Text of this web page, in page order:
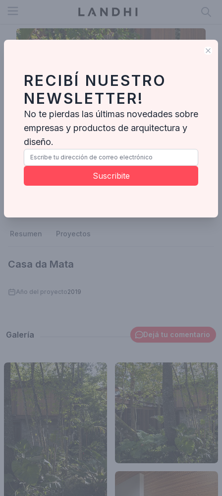
Open menu
Valeria Gontijo + Arquitetos
Enviar mensaje
Resumen Proyectos
Casa da Mata
Año del proyecto2019
Galería Dejá tu comentario
RECIBÍ NUESTRO
NEWSLETTER!
No te pierdas las últimas novedades sobre
empresas y productos de arquitectura y
diseño.
Suscribite